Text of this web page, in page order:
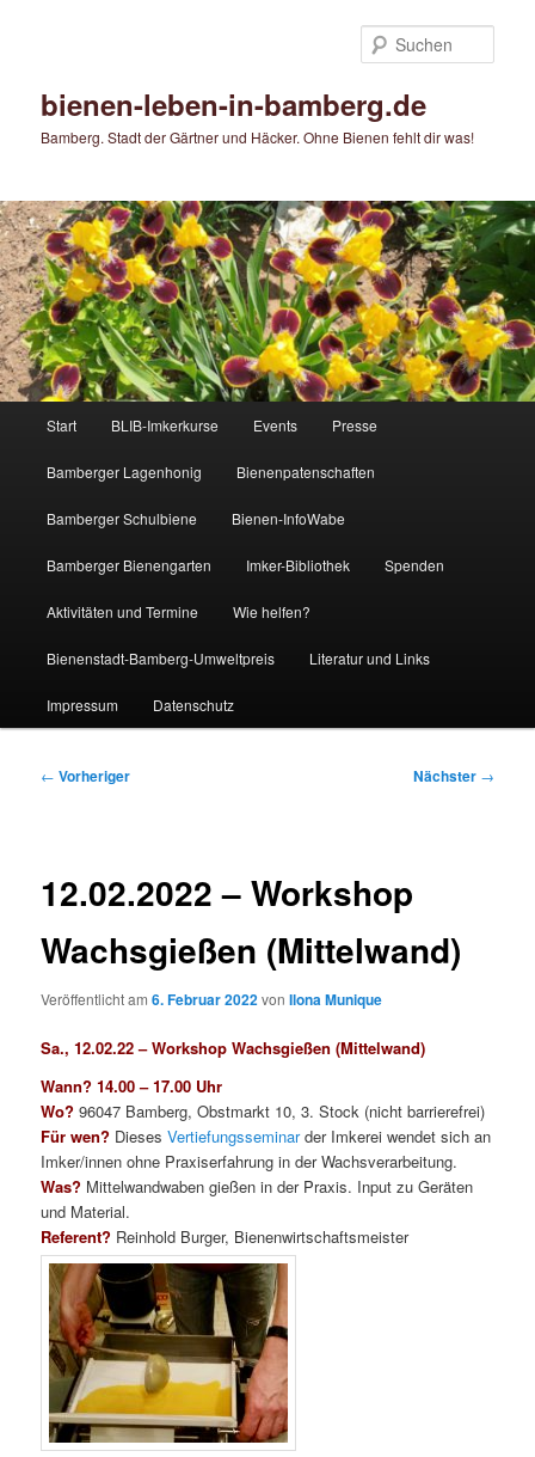
bienen-leben-in-bamberg.de
Bamberg. Stadt der Gärtner und Häcker. Ohne Bienen fehlt dir was!
Start BLIB-Imkerkurse Events Presse
Bamberger Lagenhonig Bienenpatenschaften
Bamberger Schulbiene Bienen-InfoWabe
Bamberger Bienengarten Imker-Bibliothek Spenden
Aktivitäten und Termine Wie helfen?
Bienenstadt-Bamberg-Umweltpreis Literatur und Links
Impressum Datenschutz
Beitragsnavigation
← Vorheriger Nächster →
12.02.2022 – Workshop
Wachsgießen (Mittelwand)
Veröffentlicht am6. Februar 2022vonIlona Munique
Sa., 12.02.22 – Workshop Wachsgießen (Mittelwand)
Wann? 14.00 – 17.00 Uhr
Wo? 96047 Bamberg, Obstmarkt 10, 3. Stock (nicht barrierefrei)
Für wen? DiesesVertiefungsseminarder Imkerei wendet sich an
Imker/innen ohne Praxiserfahrung in der Wachsverarbeitung.
Was? Mittelwandwaben gießen in der Praxis. Input zu Geräten
und Material.
Referent? Reinhold Burger, Bienenwirtschaftsmeister